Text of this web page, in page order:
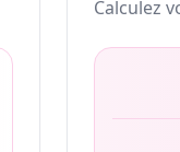
Calculez